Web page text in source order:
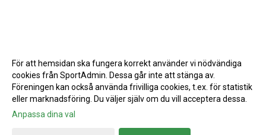
Gå till Webbversion
För att hemsidan ska fungera korrekt använder vi nödvändiga
cookies från SportAdmin. Dessa går inte att stänga av.
Föreningen kan också använda frivilliga cookies, t.ex. för statistik
eller marknadsföring. Du väljer själv om du vill acceptera dessa.
Anpassa dina val